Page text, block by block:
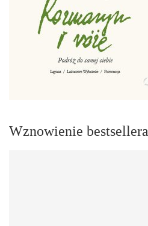
Wznowienie bestsellera